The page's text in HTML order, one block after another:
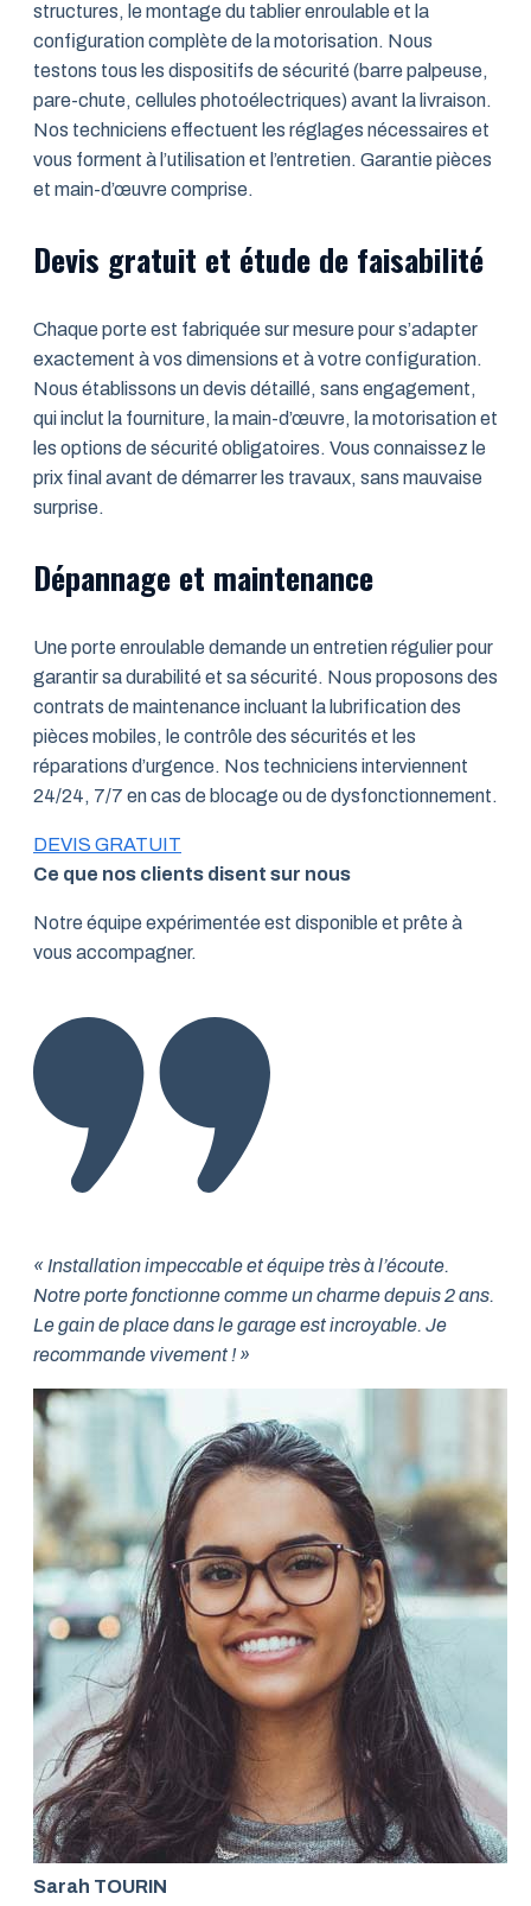
structures, le montage du tablier enroulable et la
configuration complète de la motorisation. Nous
testons tous les dispositifs de sécurité (barre palpeuse,
pare-chute, cellules photoélectriques) avant la livraison.
Nos techniciens effectuent les réglages nécessaires et
vous forment à l’utilisation et l’entretien. Garantie pièces
et main-d’œuvre comprise.
Devis gratuit et étude de faisabilité
Chaque porte est fabriquée sur mesure pour s’adapter
exactement à vos dimensions et à votre configuration.
Nous établissons un devis détaillé, sans engagement,
qui inclut la fourniture, la main-d’œuvre, la motorisation et
les options de sécurité obligatoires. Vous connaissez le
prix final avant de démarrer les travaux, sans mauvaise
surprise.
Dépannage et maintenance
Une porte enroulable demande un entretien régulier pour
garantir sa durabilité et sa sécurité. Nous proposons des
contrats de maintenance incluant la lubrification des
pièces mobiles, le contrôle des sécurités et les
réparations d’urgence. Nos techniciens interviennent
24/24, 7/7 en cas de blocage ou de dysfonctionnement.
DEVIS GRATUIT
Ce que nos clients disent sur nous
Notre équipe expérimentée est disponible et prête à
vous accompagner.
« Installation impeccable et équipe très à l’écoute.
Notre porte fonctionne comme un charme depuis 2 ans.
Le gain de place dans le garage est incroyable. Je
recommande vivement ! »
Sarah TOURIN